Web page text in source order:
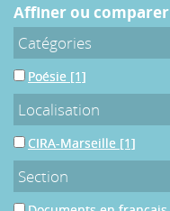
affiner ou comparer
Catégories
Poésie [1]
Localisation
CIRA-Marseille [1]
Section